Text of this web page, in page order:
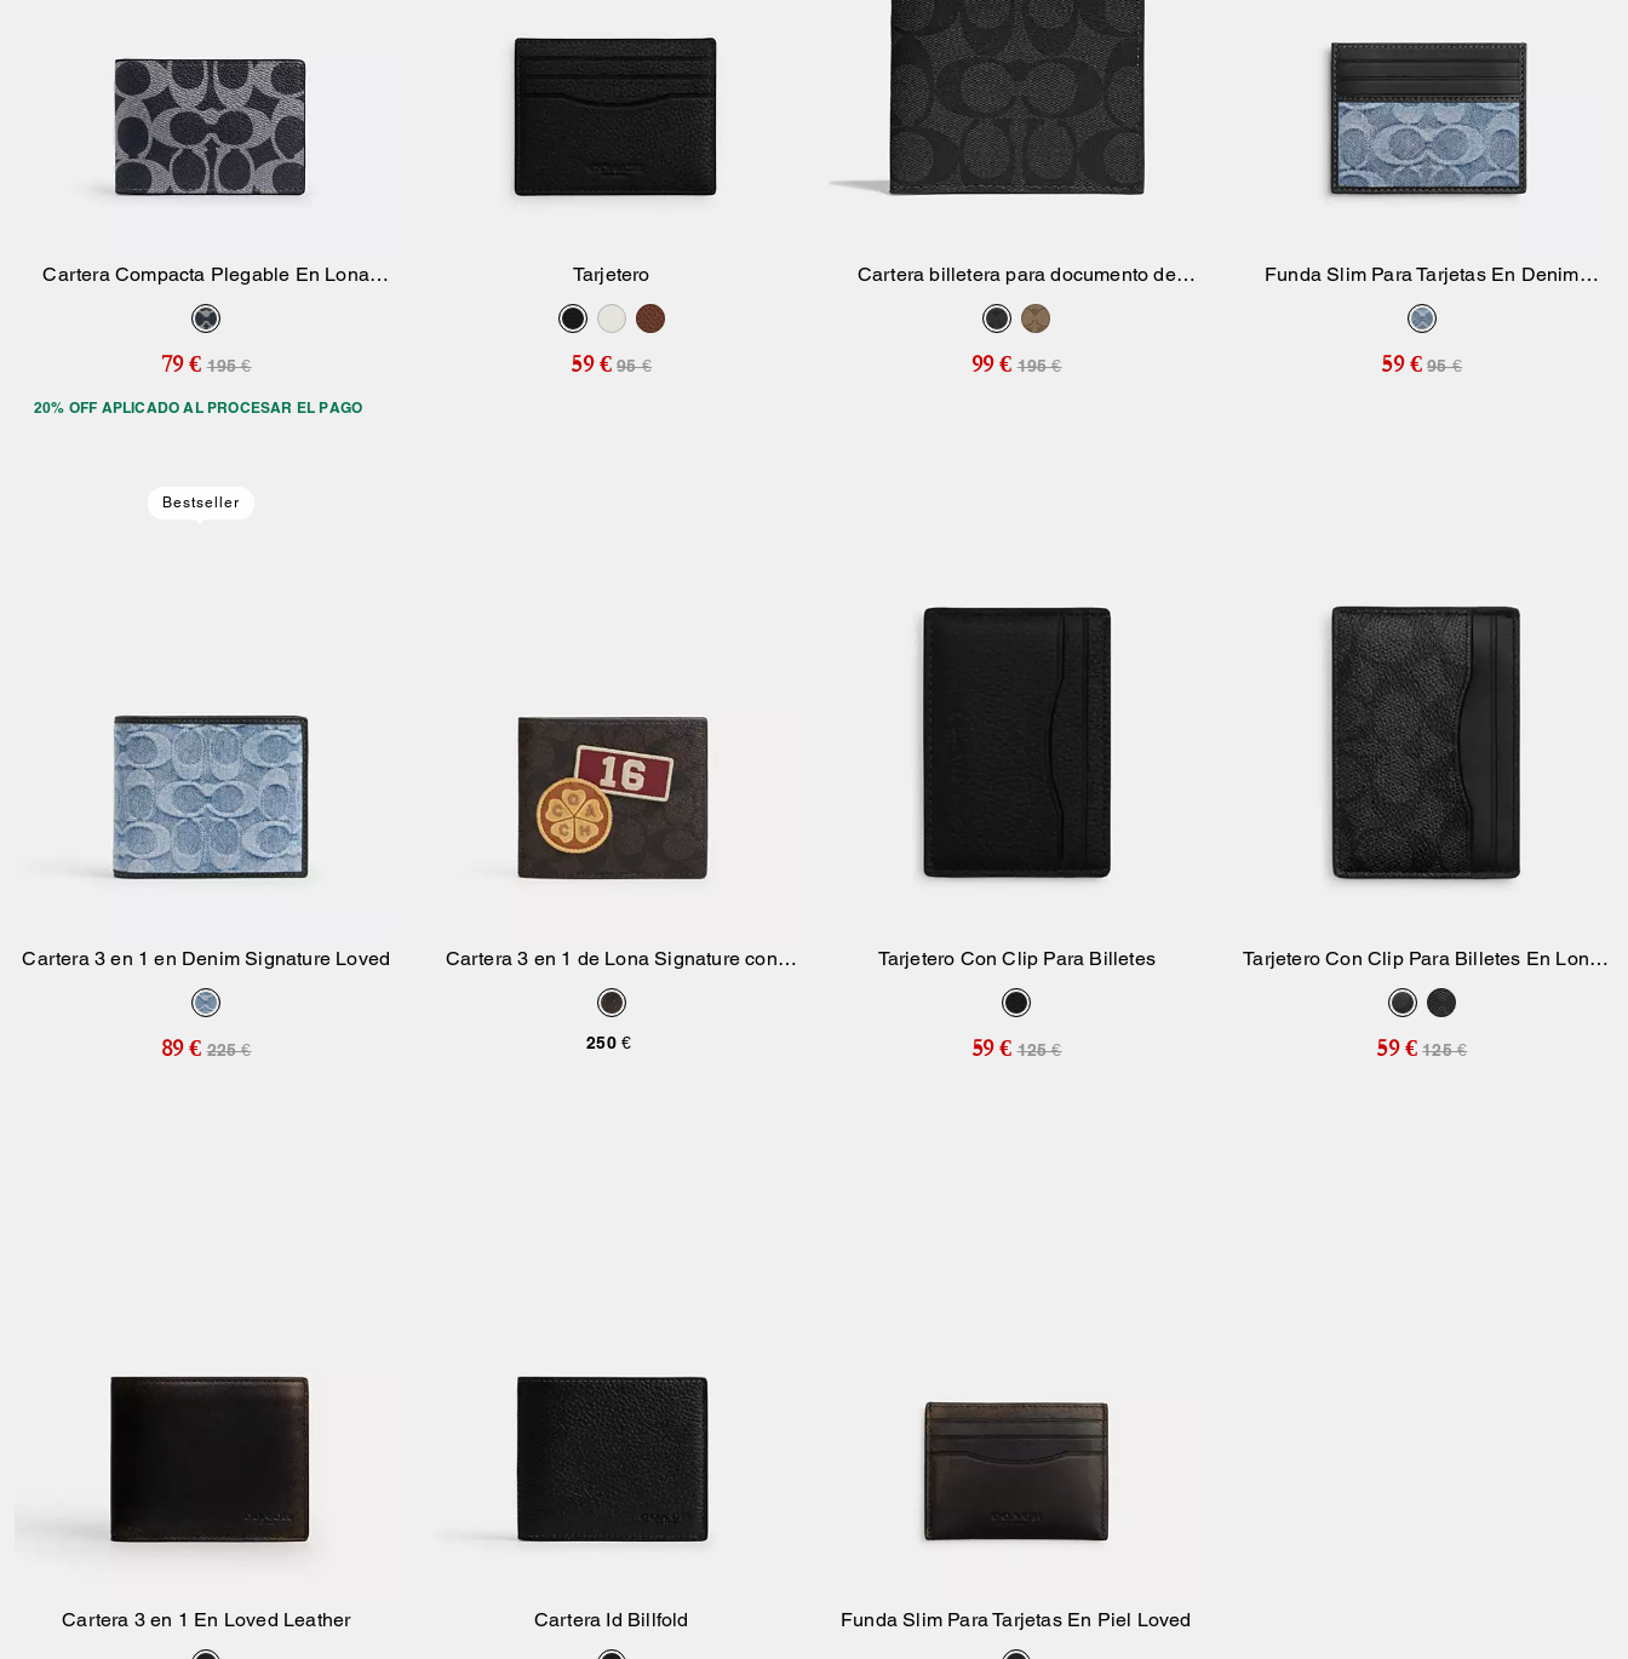
Añadir A La Cesta
Cartera Compacta Plegable En Lona
Signature
79 € 195 €
20% OFF APLICADO AL PROCESAR EL PAGO
Añadir A La Cesta
Tarjetero
59 € 95 €
Añadir A La Cesta
Cartera billetera para documento de
identidad en lona de firma
99 € 195 €
Añadir A La Cesta
Funda Slim Para Tarjetas En Denim
Signature Loved
59 € 95 €
Bestseller
Añadir A La Cesta
Cartera 3 en 1 en Denim Signature Loved
89 € 225 €
Añadir A La Cesta
Cartera 3 en 1 de Lona Signature con
Parchettes
250 €
Añadir A La Cesta
Tarjetero Con Clip Para Billetes
59 € 125 €
Añadir A La Cesta
Tarjetero Con Clip Para Billetes En Lona
Signature
59 € 125 €
Cartera 3 en 1 En Loved Leather Cartera Id Billfold
Añadir A La Cesta
Funda Slim Para Tarjetas En Piel Loved